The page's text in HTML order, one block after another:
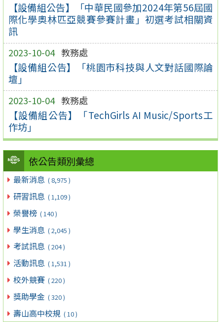
【設備組公告】「中華民國參加2024年第56屆國
際化學奧林匹亞競賽參賽計畫」初選考試相關資
訊
2023-10-04 教務處
【設備組公告】「桃園市科技與人文對話國際論
壇」
2023-10-04 教務處
【設備組公告】「TechGirls AI Music/Sports工
作坊」
依公告類別彙總
最新消息 ( 8,975 )
研習訊息 ( 1,109 )
榮譽榜 ( 140 )
學生消息 ( 2,045 )
考試訊息 ( 204 )
活動訊息 ( 1,531 )
校外競賽 ( 220 )
獎助學金 ( 320 )
壽山高中校規 ( 10 )